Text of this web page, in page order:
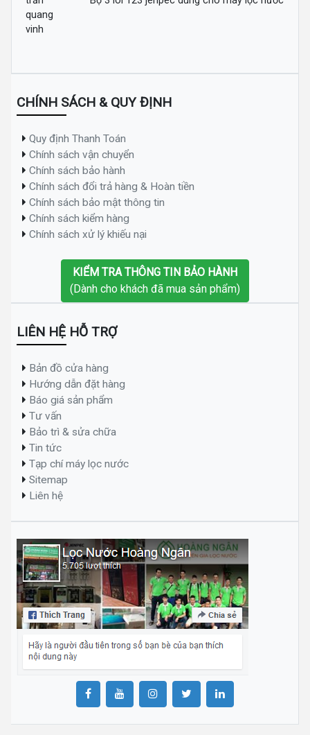
quang
vinh
CHÍNH SÁCH & QUY ĐỊNH
Quy định Thanh Toán
Chính sách vận chuyển
Chính sách bảo hành
Chính sách đổi trả hàng & Hoàn tiền
Chính sách bảo mật thông tin
Chính sách kiểm hàng
Chính sách xử lý khiếu nại
KIỂM TRA THÔNG TIN BẢO HÀNH
(Dành cho khách đã mua sản phẩm)
LIÊN HỆ HỖ TRỢ
Bản đồ cửa hàng
Hướng dẫn đặt hàng
Báo giá sản phẩm
Tư vấn
Bảo trì & sửa chữa
Tin tức
Tạp chí máy lọc nước
Sitemap
Liên hệ